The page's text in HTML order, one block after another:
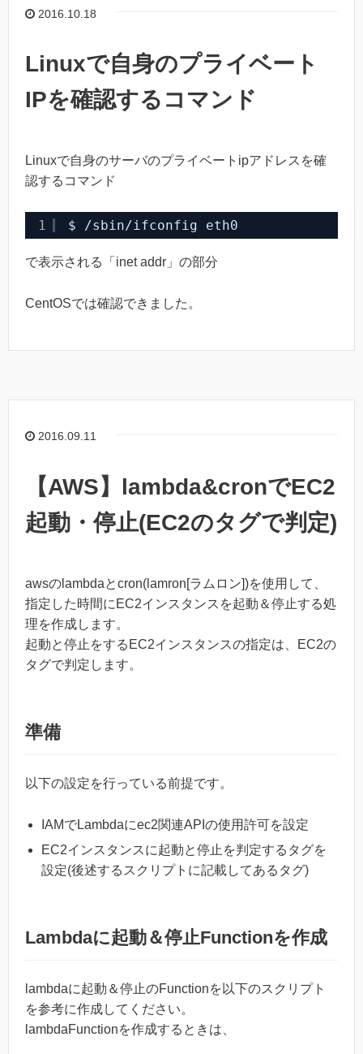
2016.10.18
Linuxで自身のプライベート
IPを確認するコマンド
Linuxで自身のサーバのプライベートipアドレスを確
認するコマンド
1 $ /sbin/ifconfig eth0
で表示される「inet addr」の部分
CentOSでは確認できました。
2016.09.11
【AWS】lambda&cronでEC2
起動・停止(EC2のタグで判定)
awsのlambdaとcron(lamron[ラムロン])を使用して、
指定した時間にEC2インスタンスを起動＆停止する処
理を作成します。
起動と停止をするEC2インスタンスの指定は、EC2の
タグで判定します。
準備
以下の設定を行っている前提です。
IAMでLambdaにec2関連APIの使用許可を設定
EC2インスタンスに起動と停止を判定するタグを
設定(後述するスクリプトに記載してあるタグ)
Lambdaに起動＆停止Functionを作成
lambdaに起動＆停止のFunctionを以下のスクリプト
を参考に作成してください。
lambdaFunctionを作成するときは、